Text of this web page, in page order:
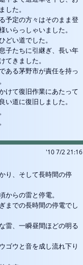
した。
予定の方々はそのまま登
いらっしゃいました。
どい道でした。
たちに引継ぎ、長い年
てきました。
ある茅野市が責任を持っ
て復旧作業にあたって
い道に復旧しました。
'10 7/2 21:16
、そして長時間の停
らの雷と停電。
での長時間の停電でし
、一瞬昼間ほどの明る
ウと音を成し流れ下り